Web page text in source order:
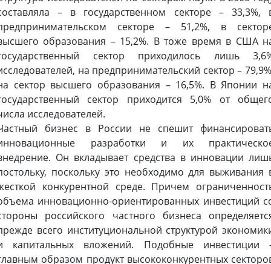
– в государственном секторе – 33,3%,
секторе – 51,2%, в
образования – 15,2%. В тоже время в США
сектор приходилось лишь
на предпринимательский сектор –
сектор высшего образования – 16,5%. В Японии
сектор приходится 5,0% от
исследователей.
бизнес в России не спешит
разработки и их
Он вкладывает средства в инновации
поскольку это необходимо для выживания
конкурентной среде. Причем
инновационно-ориентированных инвестиций
российского частного бизнеса
всего институциональной структурой
капитальных вложений. Подобные инвестиции
образом продукт высококонкурентных